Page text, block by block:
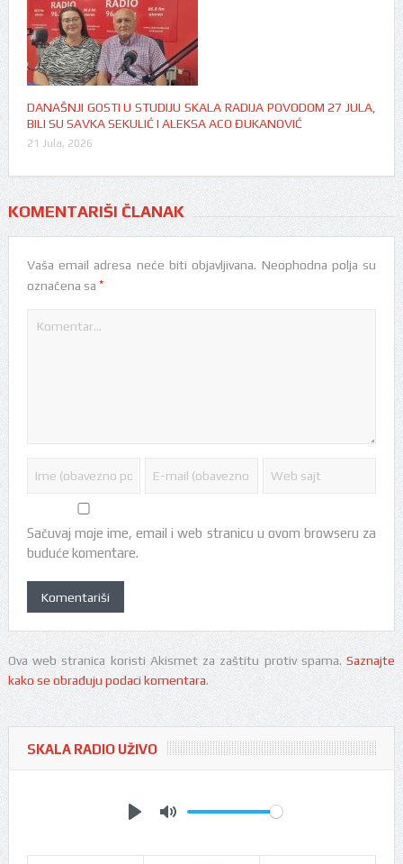
DANAŠNJI GOSTI U STUDIJU SKALA RADIJA POVODOM 27 JULA,
BILI SU SAVKA SEKULIĆ I ALEKSA ACO ĐUKANOVIĆ
21 Jula, 2026
KOMENTARIŠI ČLANAK
Vaša email adresa neće biti objavljivana. Neophodna polja su
označena sa *
Sačuvaj moje ime, email i web stranicu u ovom browseru za
buduće komentare.
Ova web stranica koristi Akismet za zaštitu protiv spama.Saznajte
kako se obrađuju podaci komentara.
SKALA RADIO UŽIVO